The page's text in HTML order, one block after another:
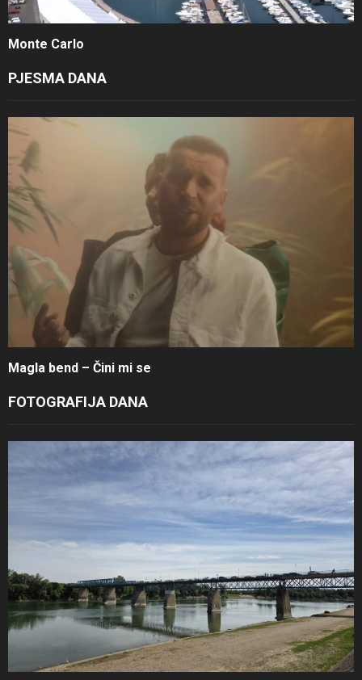
Monte Carlo
PJESMA DANA
Magla bend – Čini mi se
FOTOGRAFIJA DANA